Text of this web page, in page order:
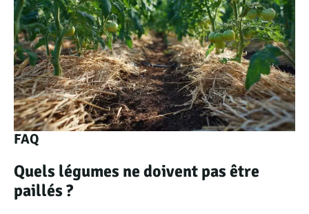
FAQ
Quels légumes ne doivent pas être
paillés ?